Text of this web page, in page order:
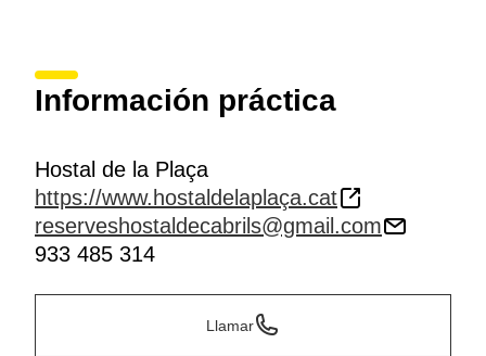
Información práctica
Hostal de la Plaça
https://www.hostaldelaplaça.cat
reserveshostaldecabrils@gmail.com
933 485 314
Llamar